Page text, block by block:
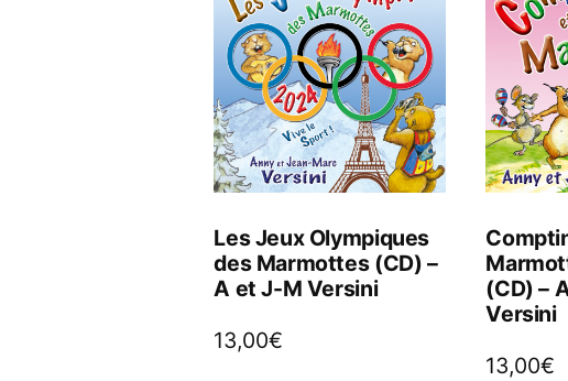
Les Jeux Olympiques
des Marmottes (CD) –
A et J-M Versini
13,00€
(CD) –
Versini
13,00€